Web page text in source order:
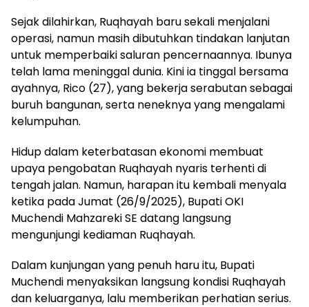
Sejak dilahirkan, Ruqhayah baru sekali menjalani
operasi, namun masih dibutuhkan tindakan lanjutan
untuk memperbaiki saluran pencernaannya. Ibunya
telah lama meninggal dunia. Kini ia tinggal bersama
ayahnya, Rico (27), yang bekerja serabutan sebagai
buruh bangunan, serta neneknya yang mengalami
kelumpuhan.
Hidup dalam keterbatasan ekonomi membuat
upaya pengobatan Ruqhayah nyaris terhenti di
tengah jalan. Namun, harapan itu kembali menyala
ketika pada Jumat (26/9/2025), Bupati OKI
Muchendi Mahzareki SE datang langsung
mengunjungi kediaman Ruqhayah.
Dalam kunjungan yang penuh haru itu, Bupati
Muchendi menyaksikan langsung kondisi Ruqhayah
dan keluarganya, lalu memberikan perhatian serius.